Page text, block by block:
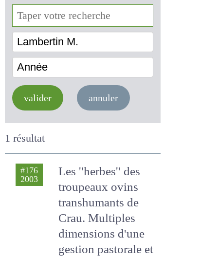
Lambertin M.
valider annuler
1 résultat
#176
Les ''herbes'' des
troupeaux ovins
transhumants de
Crau. Multiples
dimensions d'une